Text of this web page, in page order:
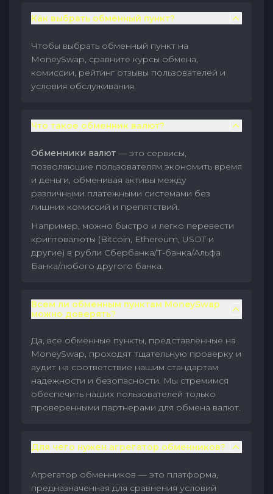
Как выбрать обменный пункт?
Чтобы выбрать обменный пункт на
MoneySwap, сравните курсы обмена,
комиссии, рейтинг отзывы пользователей и
условия обслуживания.
Что такое обменник валют?
Обменники валют — это сервисы,
позволяющие пользователям экономить время
и деньги, обменивая активы между
различными платежными системами без
лишних комиссий и препятствий.
Например, можно быстро и легко перевести
криптовалюты (Bitcoin, Ethereum, USDT и
другие) в рубли Сбербанка/Т-банка/Альфа
Банка/любого другого банка.
Всем ли обменным пунктам MoneySwap
можно доверять?
Да, все обменные пункты, представленные на
MoneySwap, проходят тщательную проверку и
аудит на соответствие нашим стандартам
надежности и безопасности. Мы стремимся
обеспечить наших пользователей только
проверенными партнерами для обмена валют.
Для чего нужен агрегатор обменников?
Агрегатор обменников — это платформа,
предназначенная для сравнения условий